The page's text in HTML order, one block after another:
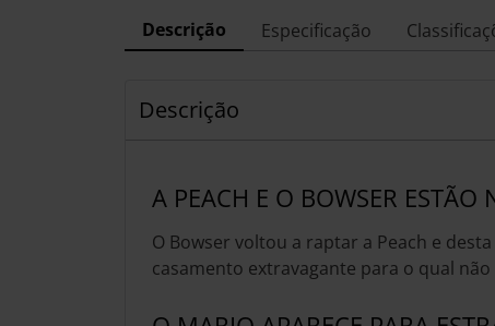
Descrição Especificação
Descrição
A PEACH E O BOWSER ESTÃO
O Bowser voltou a raptar a Peach e
casamento extravagante para o qual